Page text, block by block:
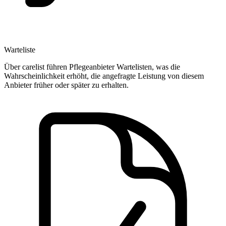
Warteliste
Über carelist führen Pflegeanbieter Wartelisten, was die
Wahrscheinlichkeit erhöht, die angefragte Leistung von diesem
Anbieter früher oder später zu erhalten.